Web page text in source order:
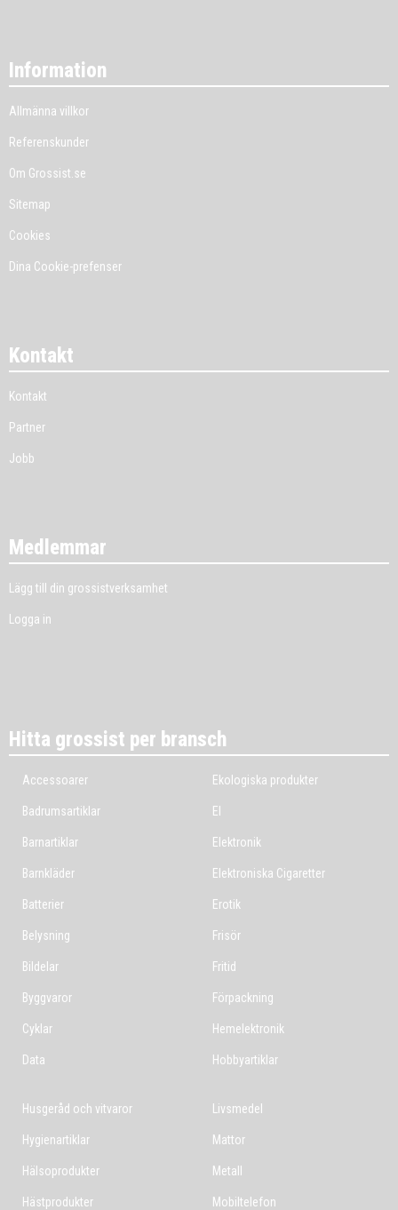
Information
Allmänna villkor
Referenskunder
Om Grossist.se
Sitemap
Cookies
Dina Cookie-prefenser
Kontakt
Kontakt
Partner
Jobb
Medlemmar
Lägg till din grossistverksamhet
Logga in
Hitta grossist per bransch
Accessoarer
Badrumsartiklar
Barnartiklar
Barnkläder
Batterier
Belysning
Bildelar
Byggvaror
Cyklar
Data
Ekologiska produkter
El
Elektronik
Elektroniska Cigaretter
Erotik
Frisör
Fritid
Förpackning
Hemelektronik
Hobbyartiklar
Husgeråd och vitvaror
Hygienartiklar
Hälsoprodukter
Hästprodukter
Livsmedel
Mattor
Metall
Mobiltelefon